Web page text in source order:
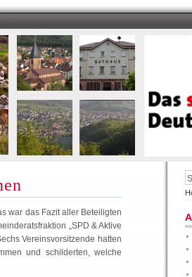
war das Fazit aller Beteiligten
„SPD & Aktive
Vereinsvorsitzende hatten
und schilderten, welche